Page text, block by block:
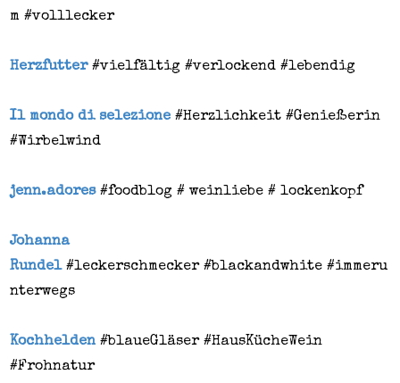
m#volllecker
Herzfutter #vielfältig#verlockend#lebendig
Il mondo di selezione #Herzlichkeit #Genießerin
#Wirbelwind
jenn.adores#foodblog # weinliebe # lockenkopf
Johanna
Rundel #leckerschmecker#blackandwhite#immeru
nterwegs
Kochhelden #blaueGläser #HausKücheWein
#Frohnatur